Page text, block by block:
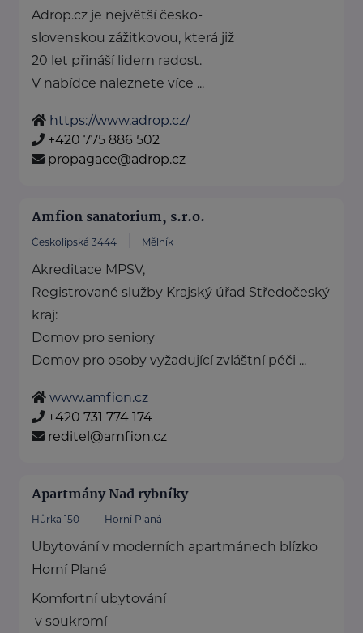
Adrop.cz je největší česko-
slovenskou zážitkovou, která již
20 let přináší lidem radost.
V nabídce naleznete více ...
https://www.adrop.cz/
+420 775 886 502
propagace@adrop.cz
Amfion sanatorium, s.r.o.
Českolipská 3444 Mělník
Akreditace MPSV,
Registrované služby Krajský úřad Středočeský
kraj:
Domov pro seniory
Domov pro osoby vyžadující zvláštní péči ...
www.amfion.cz
+420 731 774 174
reditel@amfion.cz
Apartmány Nad rybníky
Hůrka 150 Horní Planá
Ubytování v moderních apartmánech blízko
Horní Plané
Komfortní ubytování
v soukromí